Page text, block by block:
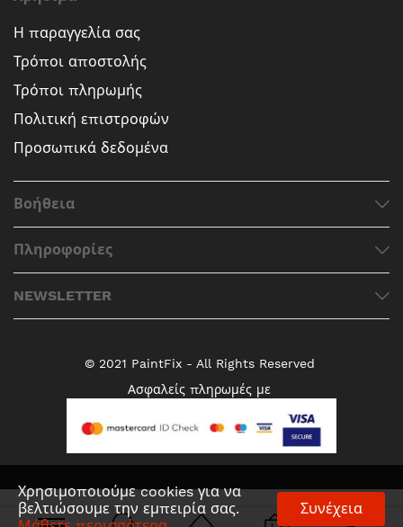
Χρησιμοποιούμε cookies για να
βελτιώσουμε την εμπειρία σας.
Συνέχεια
Η παραγγελία σας
Τρόποι αποστολής
Τρόποι πληρωμής
Πολιτική επιστροφών
Προσωπικά δεδομένα
Βοήθεια
Πληροφορίες
NEWSLETTER
© 2021 PaintFix - All Rights Reserved
Ασφαλείς πληρωμές με